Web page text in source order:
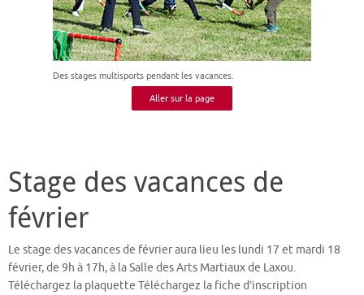
Des stages multisports pendant les vacances.
Aller sur la page
Stage des vacances de
février
Le stage des vacances de février aura lieu les lundi 17 et mardi 18
février, de 9h à 17h, à la Salle des Arts Martiaux de Laxou.
Téléchargez la plaquette Téléchargez la fiche d’inscription